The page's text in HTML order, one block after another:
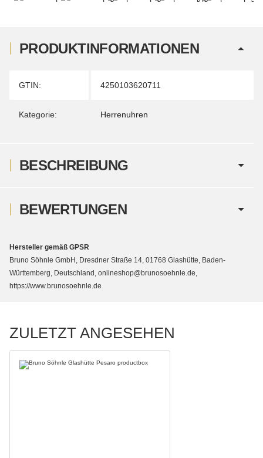
PRODUKTINFORMATIONEN
Produkteigenschaft
Wert
GTIN: 4250103620711
Kategorie: Herrenuhren
BESCHREIBUNG
BEWERTUNGEN
Hersteller gemäß GPSR
Bruno Söhnle GmbH, Dresdner Straße 14, 01768 Glashütte, Baden-
Württemberg, Deutschland, onlineshop@brunosoehnle.de,
https://www.brunosoehnle.de
ZULETZT ANGESEHEN